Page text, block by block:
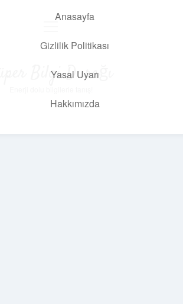
Anasayfa
Gizlilik Politikası
Yasal Uyarı
Hakkımızda
Süper Bilgi Durağı